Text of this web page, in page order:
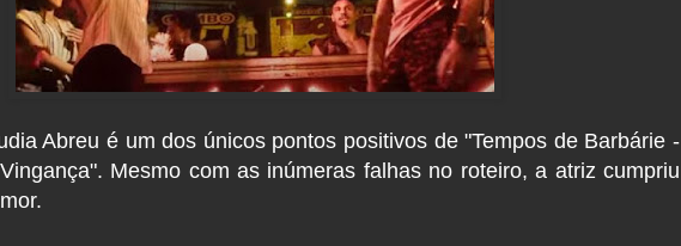
Abreu é um dos únicos pontos positivos de "Tempos de Barbárie -
Mesmo com as inúmeras falhas no roteiro, a atriz cumpriu